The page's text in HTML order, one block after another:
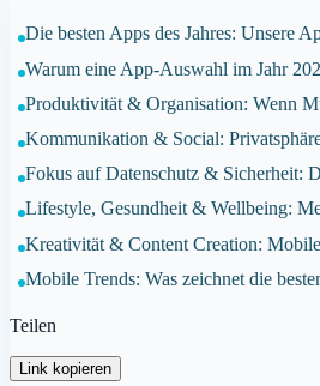
Die besten Apps des Jahres: Unsere
Warum eine App-Auswahl im Jahr
Produktivität & Organisation: Wenn
Kommunikation & Social:
Fokus auf Datenschutz & Sicherheit:
Lifestyle, Gesundheit & Wellbeing:
Kreativität & Content Creation:
Mobile Trends: Was zeichnet die
Teilen
Link kopieren